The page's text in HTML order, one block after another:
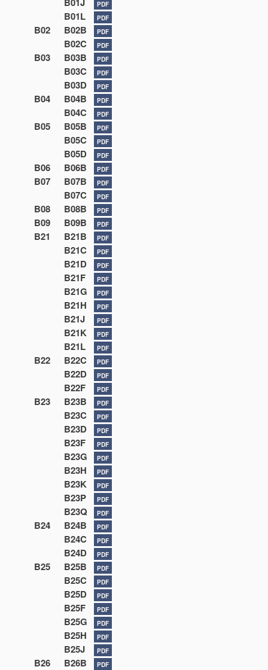
PDF
B01L PDF
B02 B02B PDF
B02C PDF
B03 B03B PDF
B03C PDF
B03D PDF
B04 B04B PDF
B04C PDF
B05 B05B PDF
B05C PDF
B05D PDF
B06 B06B PDF
B07 B07B PDF
B07C PDF
B08 B08B PDF
B09 B09B PDF
B21 B21B PDF
B21C PDF
B21D PDF
B21F PDF
B21G PDF
B21H PDF
B21J PDF
B21K PDF
B21L PDF
B22 B22C PDF
B22D PDF
B22F PDF
B23 B23B PDF
B23C PDF
B23D PDF
B23F PDF
B23G PDF
B23H PDF
B23K PDF
B23P PDF
B23Q PDF
B24 B24B PDF
B24C PDF
B24D PDF
B25 B25B PDF
B25C PDF
B25D PDF
B25F PDF
B25G PDF
B25H PDF
B25J PDF
B26 B26B PDF